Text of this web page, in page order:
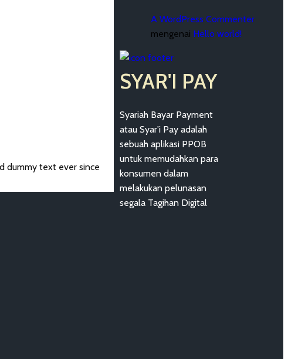
dummy text ever since
A WordPress Commenter
mengenai Hello world!
SYAR'I PAY
Syariah Bayar Payment
atau Syar'i Pay adalah
sebuah aplikasi PPOB
untuk memudahkan para
konsumen dalam
melakukan pelunasan
segala Tagihan Digital